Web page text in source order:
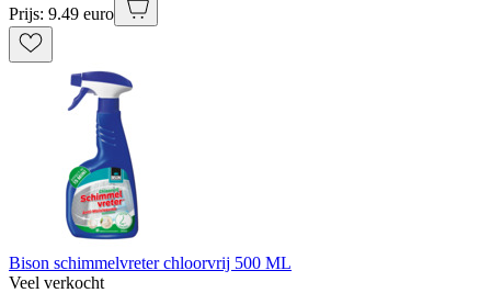
Prijs: 9.49 euro
Bison schimmelvreter chloorvrij 500 ML
Veel verkocht